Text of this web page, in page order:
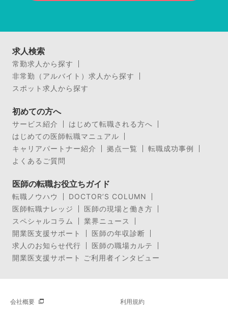
求人検索
常勤求人から探す
非常勤（アルバイト）求人から探す
スポット求人から探す
初めての方へ
サービス紹介
はじめて転職される方へ
はじめての医師転職マニュアル
キャリアパートナー紹介
拠点一覧
転職成功事例
よくあるご質問
医師の転職お役立ちガイド
転職ノウハウ
DOCTOR’S COLUMN
医師転職ナレッジ
医師の現場と働き方
スペシャルコラム
業界ニュース
開業医支援サポート
医師の年収診断
求人のお知らせ代行
医師の職場カルテ
開業医支援サポート ご利用者インタビュー
会社概要 利用規約